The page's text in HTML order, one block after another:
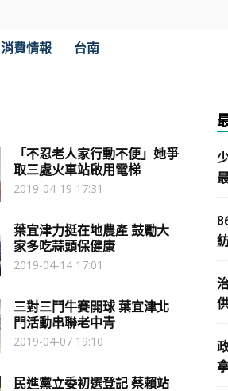
消費情報 台南
「不忍老人家行動不便」她爭
取三處火車站啟用電梯
2019-04-19 17:31
葉宜津力挺在地農產 鼓勵大
家多吃蒜頭保健康
2019-04-14 17:01
三對三鬥牛賽開球 葉宜津北
門活動串聯老中青
2019-04-07 19:10
民進黨立委初選登記 蔡賴站